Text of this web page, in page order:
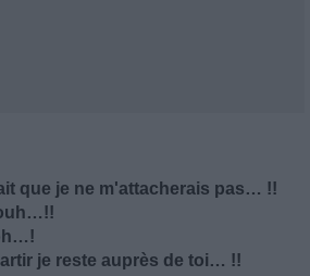
que je ne m'attacherais pas… !!
je reste auprès de toi… !!